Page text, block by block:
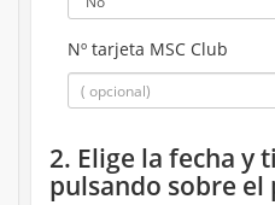
Nº tarjeta MSC Club
2. Elige la fecha y
pulsando sobre el